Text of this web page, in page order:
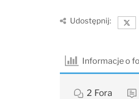
Udostępnij:
Informacje o
2 Fora